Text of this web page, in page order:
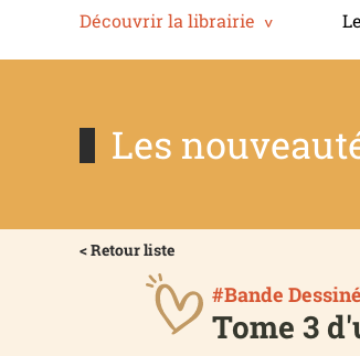
Découvrir la librairie
Les
< Retour liste
#Bande
Tome 3